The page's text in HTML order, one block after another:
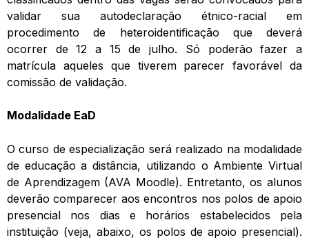
validar sua autodeclaração étnico-racial em
procedimento de heteroidentificação que deverá
ocorrer de 12 a 15 de julho. Só poderão fazer a
matrícula aqueles que tiverem parecer favorável da
comissão de validação.
Modalidade EaD
O curso de especialização será realizado na modalidade
de educação a distância, utilizando o Ambiente Virtual
de Aprendizagem (AVA Moodle). Entretanto, os alunos
deverão comparecer aos encontros nos polos de apoio
presencial nos dias e horários estabelecidos pela
instituição (veja, abaixo, os polos de apoio presencial).